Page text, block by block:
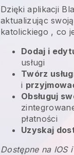
Dzięki aplikacji
aktualizując
katolickiego , co
Dodaj i
usługi
Twórz
i
Obsługuj
płatności
Uzyskaj
Dostępne na IOS